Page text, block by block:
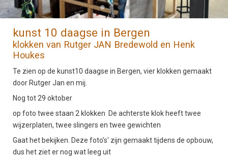
● ● ● ●
kunst 10 daagse in Bergen
klokken van Rutger JAN Bredewold en Henk
Houkes
Te zien op de kunst10 daagse in Bergen, vier klokken gemaakt
door Rutger Jan en mij.
Nog tot 29 oktober
op foto twee staan 2 klokken De achterste klok heeft twee
wijzerplaten, twee slingers en twee gewichten
Gaat het bekijken. Deze foto's' zijn gemaakt tijdens de opbouw,
dus het ziet er nog wat leeg uit